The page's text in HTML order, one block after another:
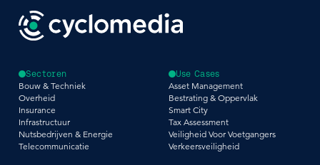
Sectoren
Bouw & Techniek
Overheid
Insurance
Infrastructuur
Nutsbedrijven & Energie
Telecommunicatie
Use Cases
Asset Management
Bestrating & Oppervlak
Smart City
Tax Assessment
Veiligheid Voor Voetgangers
Verkeersveiligheid